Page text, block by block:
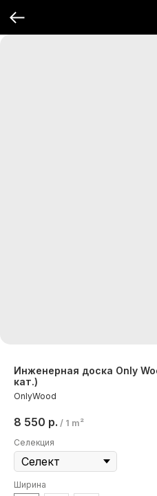
Инженерная доска Only
кат.)
OnlyWood
8 550 р. / 1 m²
Селекция
Ширина